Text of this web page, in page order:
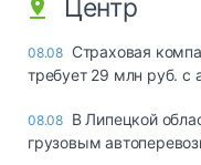
Центр
08.08 Страховая
требует 29 млн руб. с
08.08 В Липецкой
грузовым